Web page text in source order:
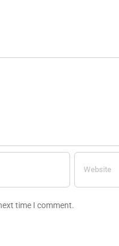
time I comment.